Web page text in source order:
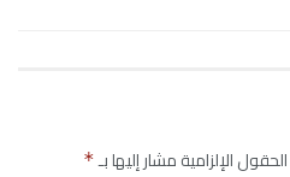
الحقول الإلزامية مشار إليها بـ*